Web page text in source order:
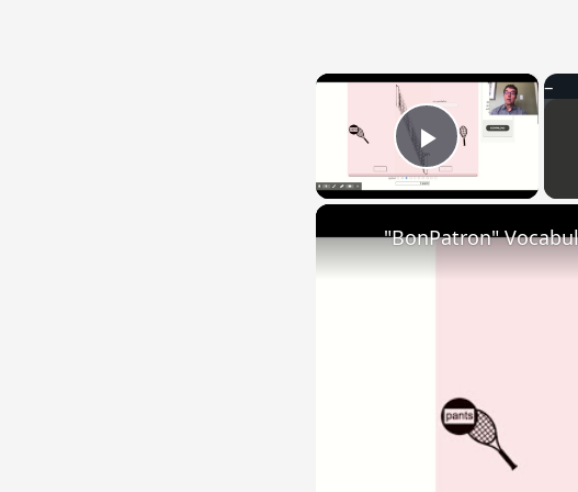
×
Play Video
"BonPatron"